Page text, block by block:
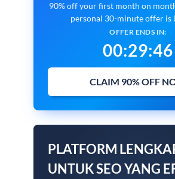
90% off your first month on
personal 30-minute offer is
OFFER ENDS IN:
00:29:45
CLAIM 90% OFF
PLATFORM
UNTUK SEO YANG